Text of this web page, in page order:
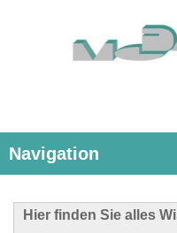
Navigation
Hier finden Sie alles